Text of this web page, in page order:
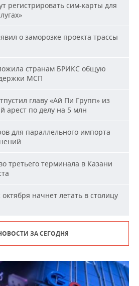
регистрировать сим-карты для
о заморозке проекта трассы
странам БРИКС общую
МСП
главу «Ай Пи Групп» из
по делу на 5 млн
для параллельного импорта
третьего терминала в Казани
начнет летать в столицу
ЗА СЕГОДНЯ